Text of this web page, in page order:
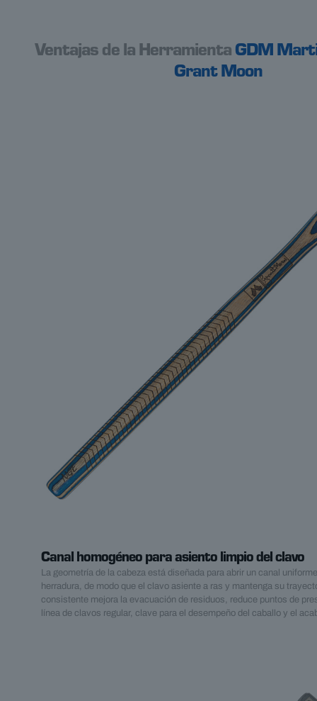
Ventajas de la Herramienta GDM
Grant Moon
Canal homogéneo para asiento limpio del clavo
La geometría de la cabeza está diseñada para abrir un canal
herradura, de modo que el clavo asiente a ras y mantenga su
consistente mejora la evacuación de residuos, reduce puntos de
línea de clavos regular, clave para el desempeño del caballo y el